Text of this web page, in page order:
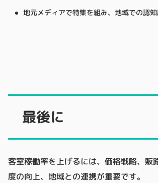
地元メディアで特集を組み、地域での認知
最後に
客室稼働率を上げるには、価格戦略、販
度の向上、地域との連携が重要です。